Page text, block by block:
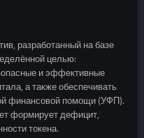
разработанный на базе
целью:
и эффективные
а также обеспечивать
финансовой помощи (УФП).
формирует дефицит,
токена.